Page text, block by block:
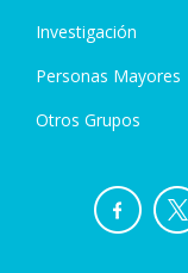
Investigación
Personas Mayores
Otros Grupos